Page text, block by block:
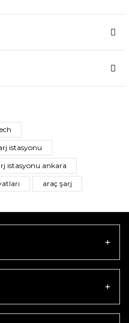
istasyonu
istasyonu ankara
araç şarj